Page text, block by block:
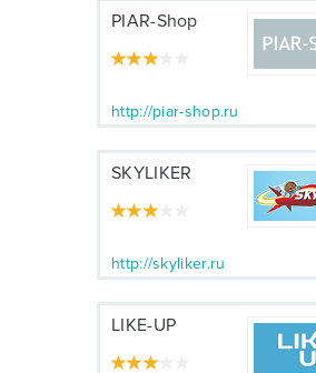
PIAR-Shop
http://piar-shop.ru
SKYLIKER
http://skyliker.ru
LIKE-UP